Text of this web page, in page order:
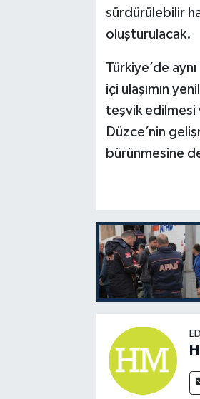
sürdürülebilir
oluşturulacak.
Türkiye’de
içi ulaşımın
teşvik edilmesi
Düzce’nin
bürünmesine